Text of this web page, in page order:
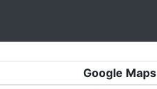
Google Maps